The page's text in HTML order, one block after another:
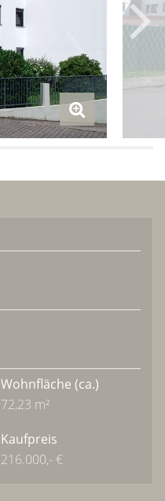
Wohnfläche (ca.)
72,23 m²
Kaufpreis
216.000,- €